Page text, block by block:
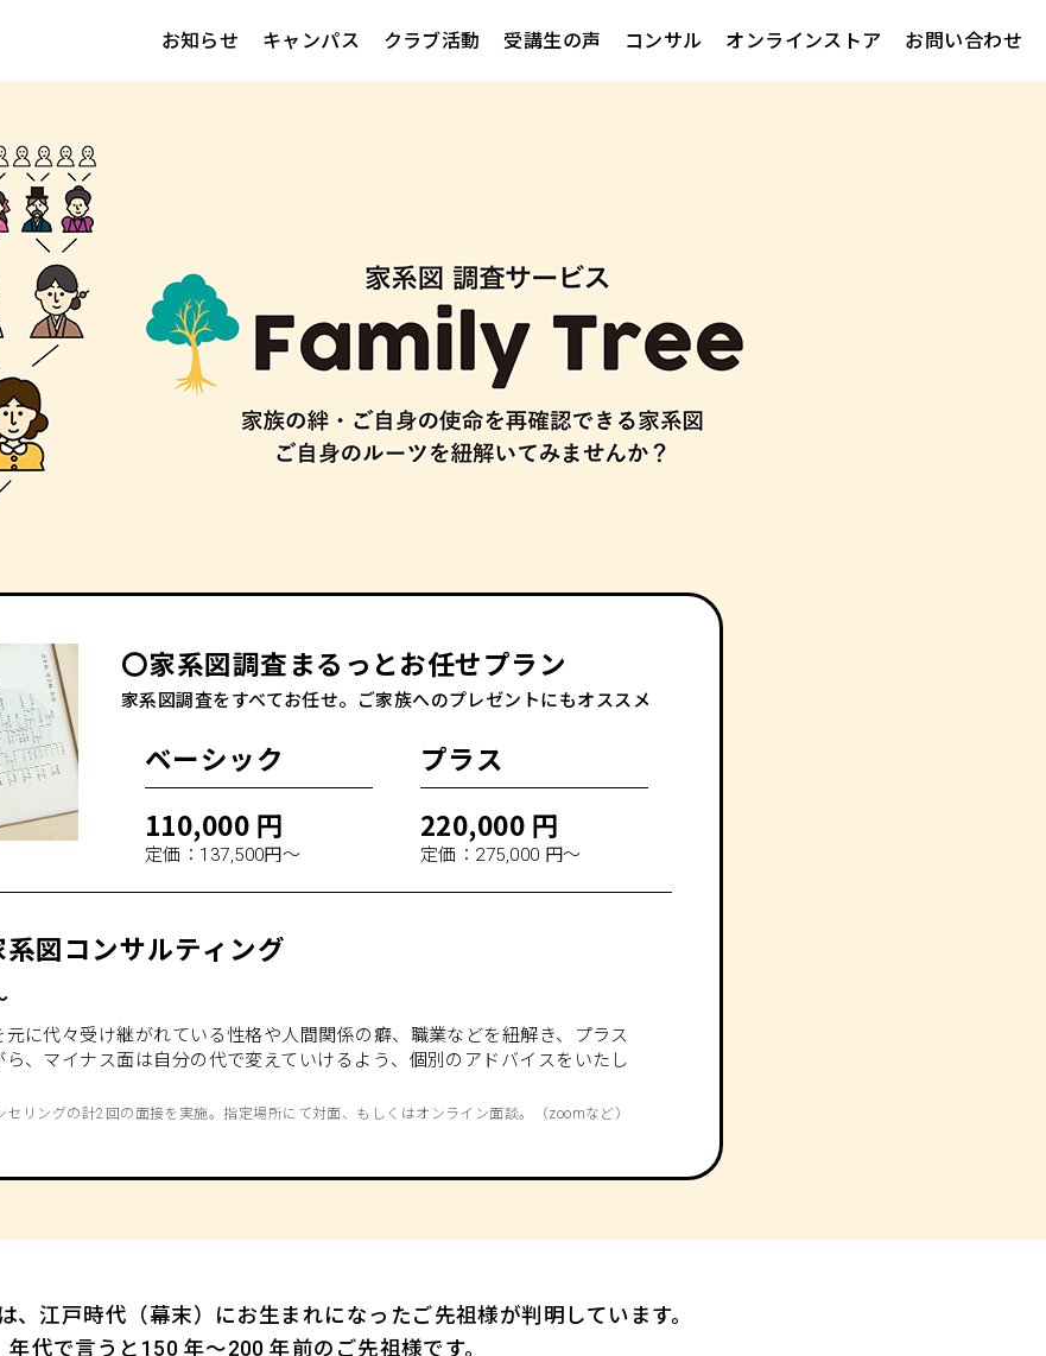
お知らせ キャンパス クラブ活動 受講生の声 コンサル オンラインストア お問い合わせ
〇家系図調査まるっとお任せプラン
家系図調査をすべてお任せ。ご家族へのプレゼントにもオススメ
ベーシック
110,000 円
定価：137,500円～
プラス
220,000 円
定価：275,000 円～
系図コンサルティング
に代々受け継がれている性格や人間関係の癖、職業などを紐解き、プラス
ら、マイナス面は自分の代で変えていけるよう、個別のアドバイスをいたし
リングの計2回の面接を実施。指定場所にて対面、もしくはオンライン面談。（zoomなど）
、江戸時代（幕末）にお生まれになったご先祖様が判明しています。
年代で言うと150 年～200 年前のご先祖様です。